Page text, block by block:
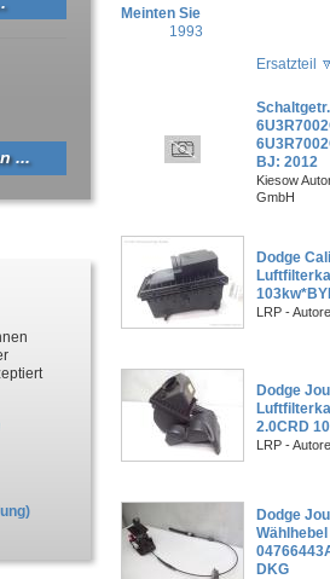
Meinten Sie
1993
Ersatzteil
BJ: 2012
Kiesow
GmbH
Dodge
LRP -
Dodge
2.0CRD
LRP -
Dodge
DKG
...